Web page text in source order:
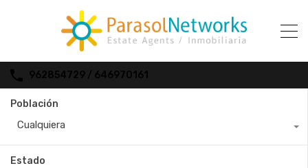
962854729 / 646970161
Población
Cualquiera
Estado